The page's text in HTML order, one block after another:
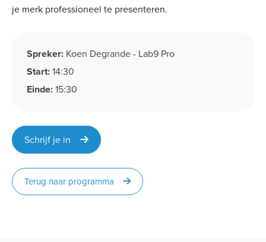
je merk professioneel te presenteren.
Spreker: Koen Degrande - Lab9 Pro
Start:14:30
Einde:15:30
Schrijf je in
Terug naar programma